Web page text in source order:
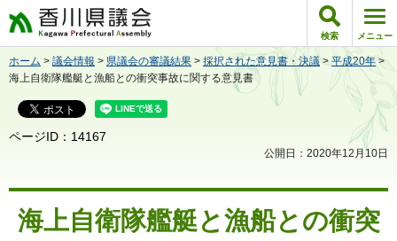
香川県議会 検索 メニュー
ホーム > 議会情報 > 県議会の審議結果 > 採択された意見書・決議 > 平成20年 >
海上自衛隊艦艇と漁船との衝突事故に関する意見書
ページID：14167
公開日：2020年12月10日
海上自衛隊艦艇と漁船との衝突